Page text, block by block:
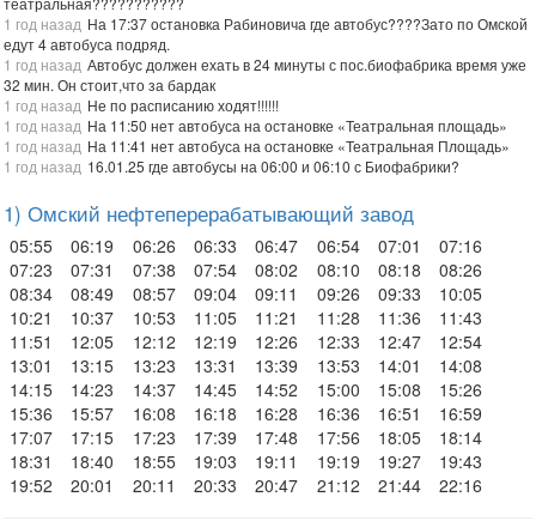
1 год назад На 17:37 остановка Рабиновича где автобус????Зато по Омской
едут 4 автобуса подряд.
1 год назад Автобус должен ехать в 24 минуты с пос.биофабрика время уже
32 мин. Он стоит,что за бардак
1 год назад Не по расписанию ходят!!!!!!
1 год назад На 11:50 нет автобуса на остановке «Театральная площадь»
1 год назад На 11:41 нет автобуса на остановке «Театральная Площадь»
1 год назад 16.01.25 где автобусы на 06:00 и 06:10 с Биофабрики?
1) Омский нефтеперерабатывающий завод
05:55 06:19 06:26 06:33 06:47 06:54 07:01
07:16
07:23
07:31 07:38 07:54 08:02 08:10 08:18
08:26
08:34
08:49 08:57 09:04 09:11 09:26 09:33
10:05
10:21
10:37 10:53 11:05 11:21 11:28 11:36
11:43
11:51
12:05 12:12 12:19 12:26 12:33 12:47
12:54
13:01
13:15 13:23 13:31 13:39 13:53 14:01
14:08
14:15
14:23 14:37 14:45 14:52 15:00 15:08
15:26
15:36
15:57 16:08 16:18 16:28 16:36 16:51
16:59
17:07
17:15 17:23 17:39 17:48 17:56 18:05
18:14
18:31
18:40 18:55 19:03 19:11 19:19 19:27
19:43
19:52
20:01 20:11 20:33 20:47 21:12 21:44 22:16